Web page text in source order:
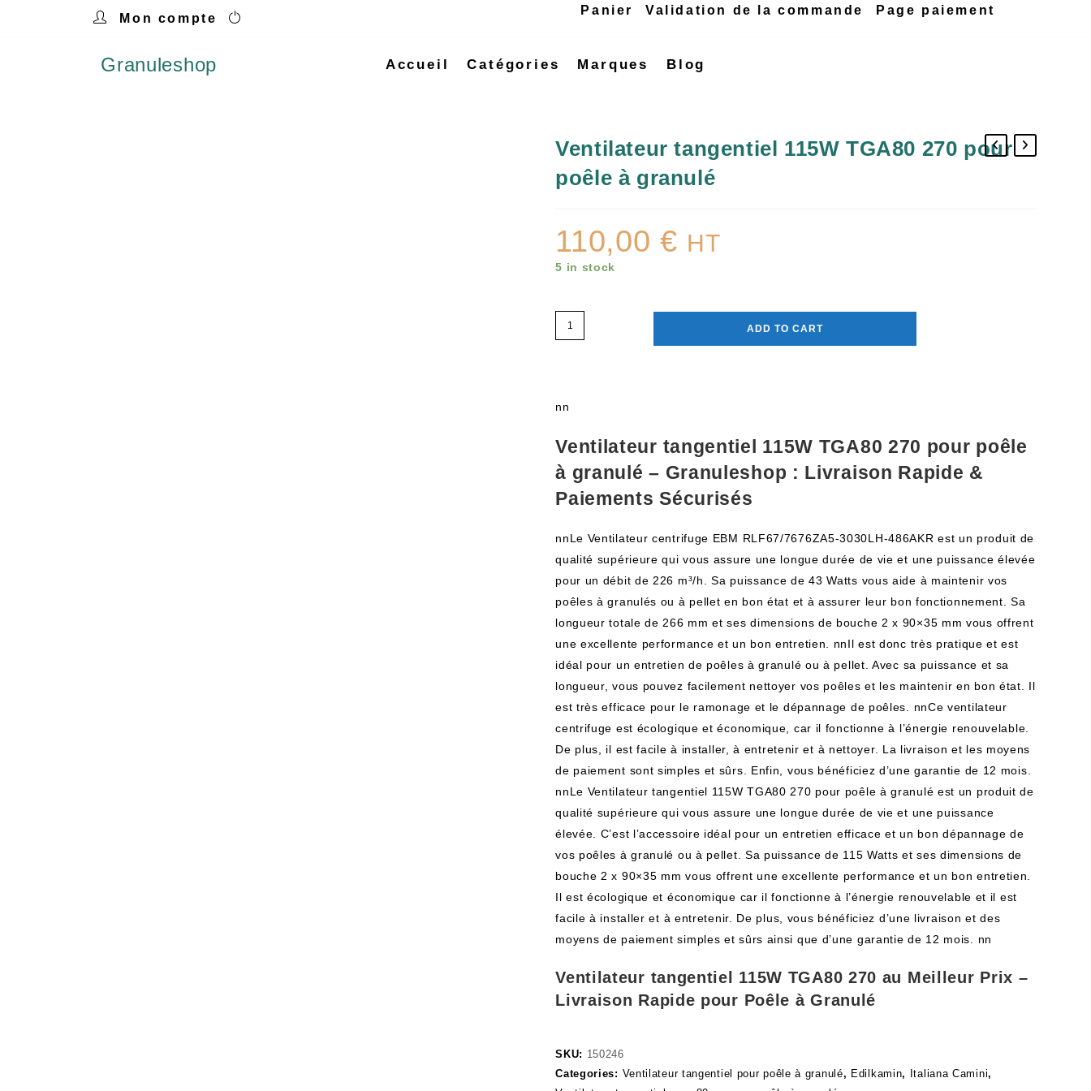
Panier Validation de la commande Page paiement
Mon compte
Granuleshop Accueil Catégories Marques Blog
Ventilateur tangentiel 115W TGA80 270 pour
poêle à granulé
110,00€ HT
5 in stock
ADD TO CART
nn
Ventilateur tangentiel 115W TGA80 270 pour poêle
à granulé – Granuleshop : Livraison Rapide &
Paiements Sécurisés
nnLe Ventilateur centrifuge EBM RLF67/7676ZA5-3030LH-486AKR est un produit de
qualité supérieure qui vous assure une longue durée de vie et une puissance élevée
pour un débit de 226 m³/h. Sa puissance de 43 Watts vous aide à maintenir vos
poêles à granulés ou à pellet en bon état et à assurer leur bon fonctionnement. Sa
longueur totale de 266 mm et ses dimensions de bouche 2 x 90×35 mm vous offrent
une excellente performance et un bon entretien. nnIl est donc très pratique et est
idéal pour un entretien de poêles à granulé ou à pellet. Avec sa puissance et sa
longueur, vous pouvez facilement nettoyer vos poêles et les maintenir en bon état. Il
est très efficace pour le ramonage et le dépannage de poêles. nnCe ventilateur
centrifuge est écologique et économique, car il fonctionne à l’énergie renouvelable.
De plus, il est facile à installer, à entretenir et à nettoyer. La livraison et les moyens
de paiement sont simples et sûrs. Enfin, vous bénéficiez d’une garantie de 12 mois.
nnLe Ventilateur tangentiel 115W TGA80 270 pour poêle à granulé est un produit de
qualité supérieure qui vous assure une longue durée de vie et une puissance
élevée. C’est l’accessoire idéal pour un entretien efficace et un bon dépannage de
vos poêles à granulé ou à pellet. Sa puissance de 115 Watts et ses dimensions de
bouche 2 x 90×35 mm vous offrent une excellente performance et un bon entretien.
Il est écologique et économique car il fonctionne à l’énergie renouvelable et il est
facile à installer et à entretenir. De plus, vous bénéficiez d’une livraison et des
moyens de paiement simples et sûrs ainsi que d’une garantie de 12 mois. nn
Ventilateur tangentiel 115W TGA80 270 au Meilleur Prix –
Livraison Rapide pour Poêle à Granulé
SKU: 150246
Categories: Ventilateur tangentiel pour poêle à granulé, Edilkamin, Italiana Camini,